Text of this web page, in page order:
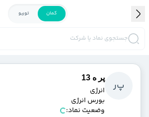
کمان توربو
جستجوی نماد یا شرکت
پر
پر ه 13
انرژي
بورس انرژی
وضعیت نماد: